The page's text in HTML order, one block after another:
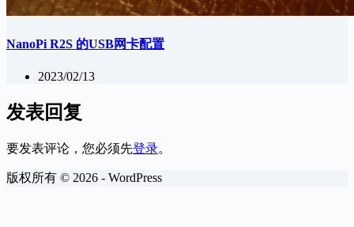
NanoPi R2S 的USB网卡配置
2023/02/13
发表回复
要发表评论，您必须先登录。
版权所有 © 2026 - WordPress